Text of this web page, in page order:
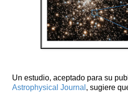
Un estudio, aceptado para su
Astrophysical Journal , sugiere